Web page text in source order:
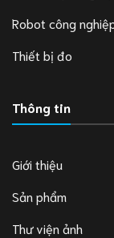
Robot công
Thiết bị đo
Thông tin
Giới thiệu
Sản phẩm
Thư viện ảnh